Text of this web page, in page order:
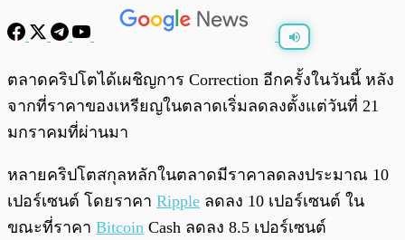
พร้อมเล่น 0:00 / 0:00
ตลาดคริปโตได้เผชิญการ Correction อีกครั้งในวันนี้ หลัง
จากที่ราคาของเหรียญในตลาดเริ่มลดลงตั้งแต่วันที่ 21
มกราคมที่ผ่านมา
หลายคริปโตสกุลหลักในตลาดมีราคาลดลงประมาณ 10
เปอร์เซนต์ โดยราคา Ripple ลดลง 10 เปอร์เซนต์ ใน
ขณะที่ราคา Bitcoin Cash ลดลง 8.5 เปอร์เซนต์